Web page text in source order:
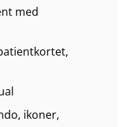
med
ikoner,